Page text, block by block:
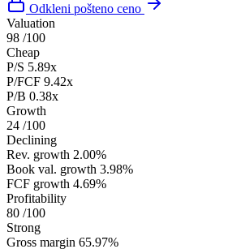
Odkleni pošteno ceno
Valuation
98 /100
Cheap
P/S 5.89x
P/FCF 9.42x
P/B 0.38x
Growth
24 /100
Declining
Rev. growth 2.00%
Book val. growth 3.98%
FCF growth 4.69%
Profitability
80 /100
Strong
Gross margin 65.97%